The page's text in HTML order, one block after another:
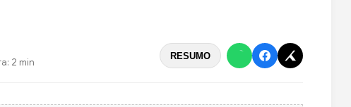
2 min
RESUMO